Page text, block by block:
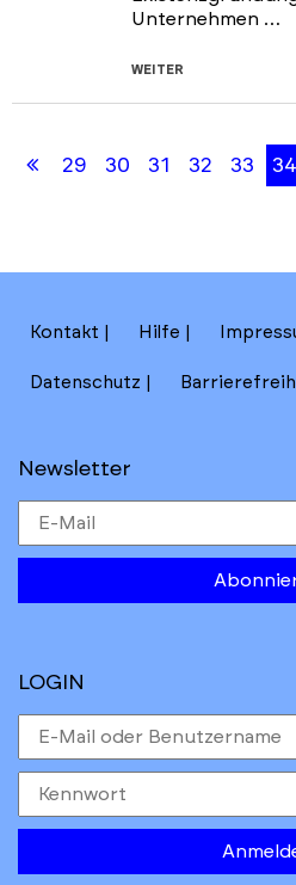
Unternehmen …
WEITER
to
to
Erste
29 30 31 32 33 34
Kontakt Hilfe
Datenschutz
Newsletter
LOGIN